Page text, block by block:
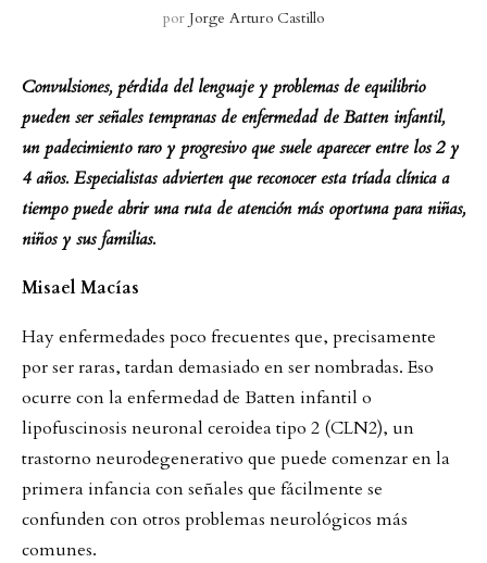
por Jorge Arturo Castillo
Convulsiones, pérdida del lenguaje y problemas de equilibrio
pueden ser señales tempranas de enfermedad de Batten infantil,
un padecimiento raro y progresivo que suele aparecer entre los 2 y
4 años. Especialistas advierten que reconocer esta tríada clínica a
tiempo puede abrir una ruta de atención más oportuna para niñas,
niños y sus familias.
Misael Macías
Hay enfermedades poco frecuentes que, precisamente
por ser raras, tardan demasiado en ser nombradas. Eso
ocurre con la enfermedad de Batten infantil o
lipofuscinosis neuronal ceroidea tipo 2 (CLN2), un
trastorno neurodegenerativo que puede comenzar en la
primera infancia con señales que fácilmente se
confunden con otros problemas neurológicos más
comunes.